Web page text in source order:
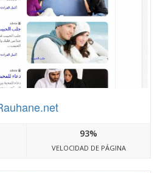
93%
VELOCIDAD DE PÁGINA